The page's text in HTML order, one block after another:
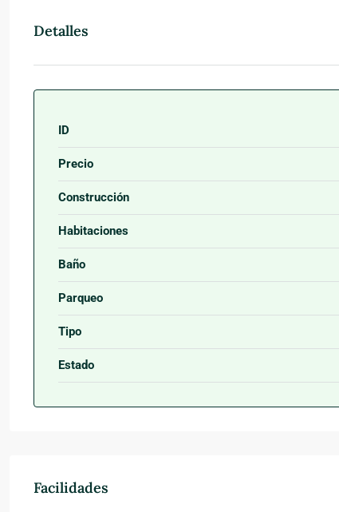
Detalles
ID
Precio
Construcción
Habitaciones
Baño
Parqueo
Tipo
Estado
Facilidades